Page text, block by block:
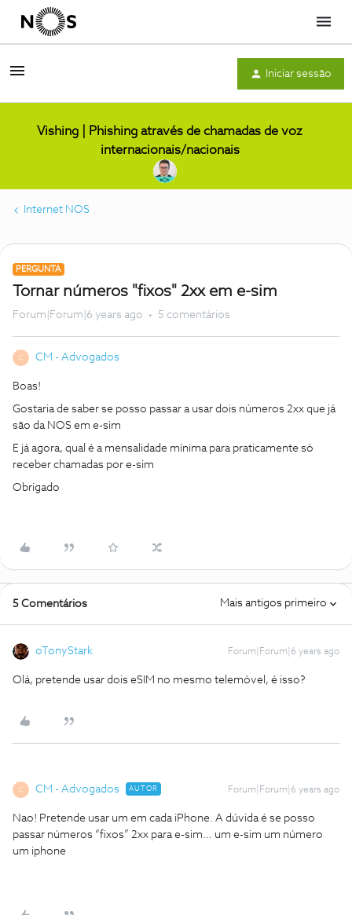
Menu
Iniciar sessão
Vishing | Phishing através de chamadas de voz
internacionais/nacionais
Internet NOS
PERGUNTA
Tornar números "fixos" 2xx em e-sim
Forum|Forum|6 years ago 5 comentários
C CM - Advogados
Boas!
Gostaria de saber se posso passar a usar dois números 2xx que já
são da NOS em e-sim
E já agora, qual é a mensalidade mínima para praticamente só
receber chamadas por e-sim
Obrigado
5 Comentários Mais antigos primeiro
oTonyStark Forum|Forum|6 years ago
Olá, pretende usar dois eSIM no mesmo telemóvel, é isso?
C CM - Advogados AUTOR Forum|Forum|6 years ago
Nao! Pretende usar um em cada iPhone. A dúvida é se posso
passar números “fixos” 2xx para e-sim… um e-sim um número
um iphone